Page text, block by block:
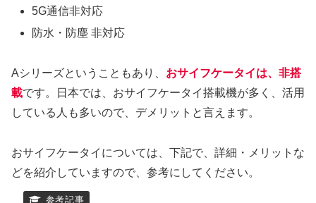
5G通信非対応
防水・防塵 非対応
Aシリーズということもあり、 おサイフケータイは、非搭
載です。日本では、おサイフケータイ搭載機が多く、活用
している人も多いので、デメリットと言えます。
おサイフケータイについては、下記で、詳細・メリットな
どを紹介していますので、参考にしてください。